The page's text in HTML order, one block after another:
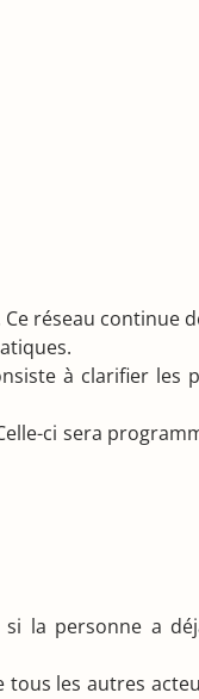
réseau continue
à clarifier les
ci sera
la personne a
les autres